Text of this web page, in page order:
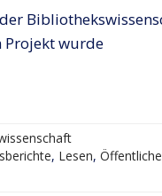
Projekt wurde
, Lesen,